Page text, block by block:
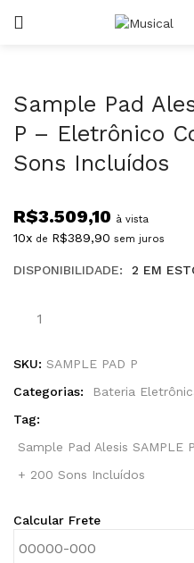
Sample Pad
P – Eletrônico
Sons Incluídos
R$3.509,10 à vista
10x de R$389,90 sem juros
DISPONIBILIDADE: 2 EM
SKU: SAMPLE PAD P
Categorias:
Bateria
Tag:
Sample Pad Alesis SAMPLE
+ 200 Sons Incluídos
Calcular Frete